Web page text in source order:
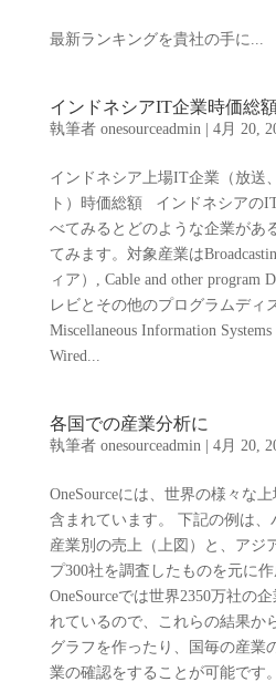
最新ランキングを貴社の手に...
インドネシアIT企業時価総
執筆者 onesourceadmin| 4月 20,
インドネシア上場IT企業（放送
ト）時価総額 インドネシアの
べてみるとどのような企業があ
てみます。対象産業は
ィア）, Cable and other program
レビとその他のプログラムディ
Miscellaneous Information
Wired...
各国での産業分析に
執筆者 onesourceadmin| 4月 20,
OneSourceには、世界の様々な
含まれています。 下記の例は
産業別の売上（上図）と、アジ
プ300社を調査したものを元に作
OneSourceでは世界2350万社の
れているので、これらの結果か
グラフを作ったり、国毎の産業
業の確認をすることが可能です